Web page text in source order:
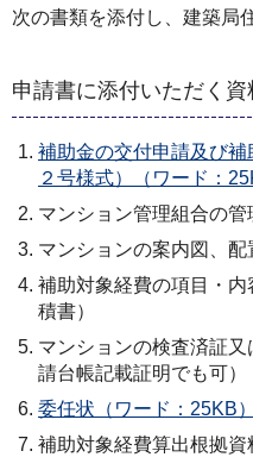
次の書類を添付し、建築局
申請書に添付いただく資
補助金の交付申請及び
２号様式）（ワード：
マンション管理組合の管
マンションの案内図、配
補助対象経費の項目・
積書）
マンションの検査済証
請台帳記載証明でも可）
委任状（ワード：25KB）
補助対象経費算出根拠